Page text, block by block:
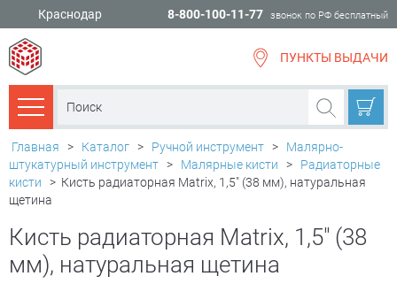
Краснодар 8-800-100-11-77 звонок по РФ бесплатный
ПУНКТЫ ВЫДАЧИ
Каталог товаров
Главная > Каталог > Ручной инструмент >
Малярно-
штукатурный инструмент > Малярные кисти >
Радиаторные
кисти
> Кисть радиаторная Matrix, 1,5" (38 мм), натуральная
щетина
Кисть радиаторная Matrix, 1,5" (38
мм), натуральная щетина